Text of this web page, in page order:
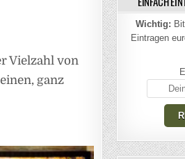
Vielzahl von
ganz
Wichtig:
Eintragen